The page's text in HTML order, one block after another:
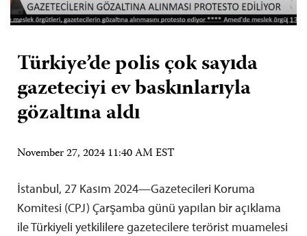
Türkiye’de polis çok sayıda
gazeteciyi ev baskınlarıyla
gözaltına aldı
November 27, 2024 11:40 AM EST
İstanbul, 27 Kasım 2024—Gazetecileri Koruma
Komitesi (CPJ) Çarşamba günü yapılan bir açıklama
ile Türkiyeli yetkililere gazetecilere terörist muamelesi